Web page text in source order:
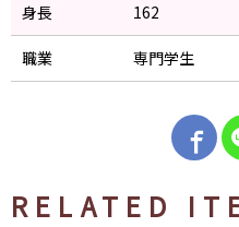
身長 162
職業 専門学生
RELATED